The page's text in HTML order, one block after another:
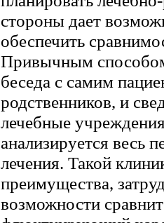
стороны дает
обеспечить
Привычным способом
беседа с самим
родственников, и
лечебные
анализируется весь
лечения. Такой
преимущества,
возможности